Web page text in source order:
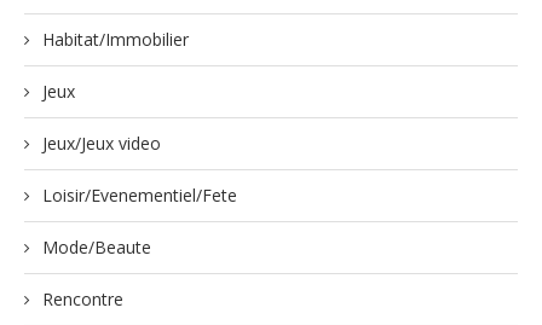
Habitat/Immobilier
Jeux
Jeux/Jeux video
Loisir/Evenementiel/Fete
Mode/Beaute
Rencontre